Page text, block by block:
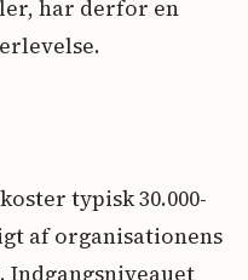
har derfor en
typisk 30.000-
af organisationens
Indgangsniveauet